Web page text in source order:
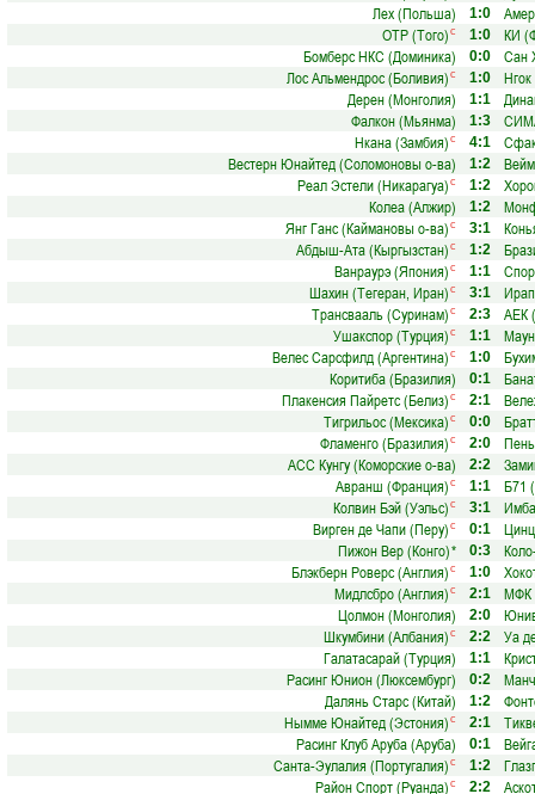
Лех (Польша)
1:0
ОТР (Того) с 1:0
КИ
Бомберс НКС (Доминика)
0:0
Сан
Лос Альмендрос (Боливия) с 1:0
Дерен (Монголия)
1:1
Фалкон (Мьянма)
1:3
Нкана (Замбия) с 4:1
Вестерн Юнайтед (Соломоновы о-ва)
1:2
Реал Эстели (Никарагуа) с 1:2
Колеа (Алжир)
1:2
Янг Ганс (Каймановы о-ва) с 3:1
Абдыш-Ата (Кыргызстан) с 1:2
Ванраурэ (Япония) с 1:1
Шахин (Тегеран, Иран) с 3:1
Трансвааль (Суринам) с 2:3
АЕК
Ушакспор (Турция) с 1:1
Велес Сарсфилд (Аргентина) с 1:0
Коритиба (Бразилия)
0:1
Плакенсия Пайретс (Белиз) с 2:1
Тигрильос (Мексика) с 0:0
Фламенго (Бразилия) с 2:0
АCС Кунгу (Коморские о-ва)
2:2
Авранш (Франция) с 1:1
Б71
Колвин Бэй (Уэльс) с 3:1
Вирген де Чапи (Перу) с 0:1
Пижон Вер (Конго)* 0:3
Блэкберн Роверс (Англия) с 1:0
Мидлсбро (Англия) с 2:1
МФК
Цолмон (Монголия)
2:0
Шкумбини (Албания) с 2:2
Уа
Галатасарай (Турция)
1:1
Расинг Юнион (Люксембург)
0:2
Далянь Старс (Китай)
1:2
Нымме Юнайтед (Эстония) с 2:1
Расинг Клуб Аруба (Аруба)
0:1
Санта-Эулалия (Португалия) с 1:2
Район Спорт (Руанда) с 2:2